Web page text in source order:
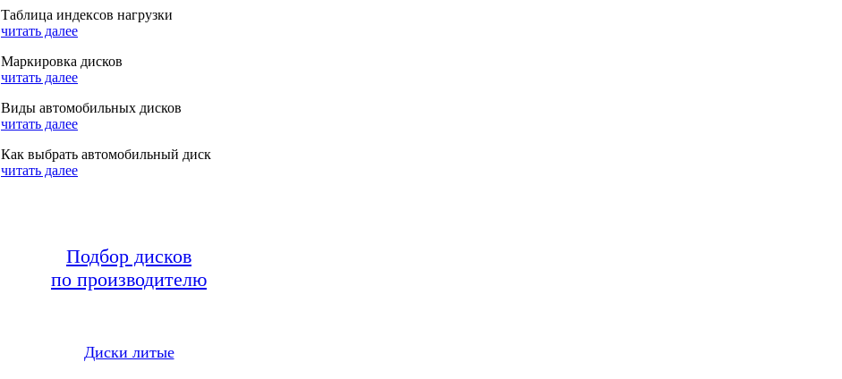
Таблица индексов нагрузки
читать далее
Маркировка дисков
читать далее
Виды автомобильных дисков
читать далее
Как выбрать автомобильный диск
читать далее
Подбор дисков
по производителю
Диски литые